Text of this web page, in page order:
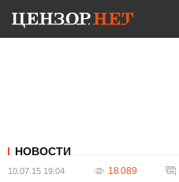
НОВОСТИ
10.07.15 19:04 18 089